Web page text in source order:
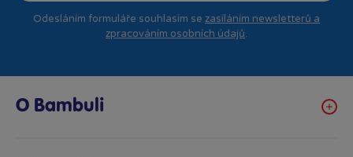
Odesláním formuláře souhlasím se zasíláním newsletterů a
zpracováním osobních údajů.
O Bambuli